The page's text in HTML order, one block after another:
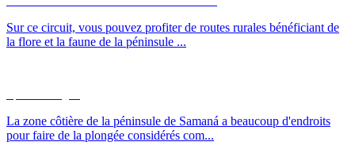
Sur ce circuit, vous pouvez profiter de routes rurales bénéficiant de
la flore et la faune de la péninsule ...
La zone côtière de la péninsule de Samaná a beaucoup d'endroits
pour faire de la plongée considérés com...